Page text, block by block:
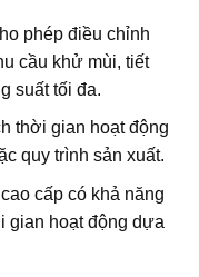
phép điều chỉnh
cầu khử mùi, tiết
suất tối đa.
thời gian hoạt động
quy trình sản xuất.
cấp có khả năng
gian hoạt động dựa